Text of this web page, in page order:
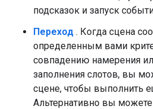
подсказок и запуск
Переход . Когда сцена
определенным вами
совпадению намерения
заполнения слотов, вы
сцене, чтобы выполнить
Альтернативно вы